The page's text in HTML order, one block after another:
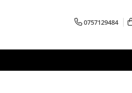
0757129484